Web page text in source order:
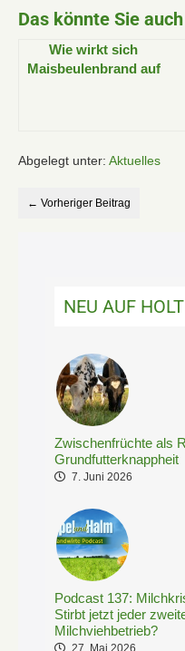
Das könnte Sie
Wie wirkt sich
Maisbeulenbrand auf
Abgelegt unter: Aktuelles
← Vorheriger Beitrag
NEU AUF
Zwischenfrüchte als
Grundfutterknappheit
7. Juni 2026
Podcast 137:
Stirbt jetzt jeder
Milchviehbetrieb?
27. Mai 2026